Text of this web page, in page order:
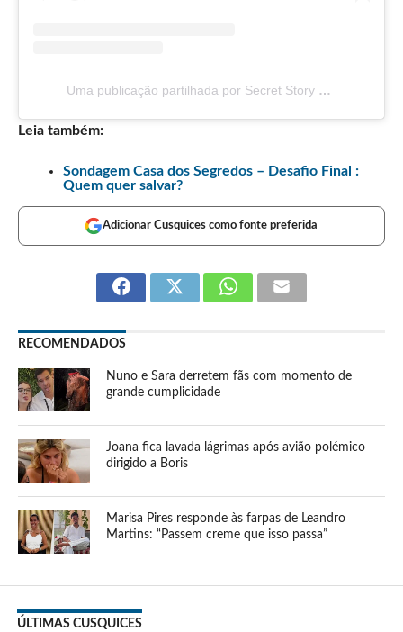
Uma publicação partilhada por Secret Story TVI (@sstvi)
Leia também:
Sondagem Casa dos Segredos – Desafio Final :
Quem quer salvar?
Adicionar Cusquices como fonte preferida
RECOMENDADOS
Nuno e Sara derretem fãs com momento de
grande cumplicidade
Joana fica lavada lágrimas após avião polémico
dirigido a Boris
Marisa Pires responde às farpas de Leandro
Martins: “Passem creme que isso passa”
ÚLTIMAS CUSQUICES